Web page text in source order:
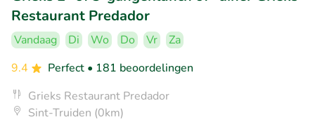
Restaurant Predador
Vandaag Di Wo Do Vr
Za
9.4
Perfect • 181 beoordelingen
Grieks Restaurant Predador
Sint-Truiden (0km)